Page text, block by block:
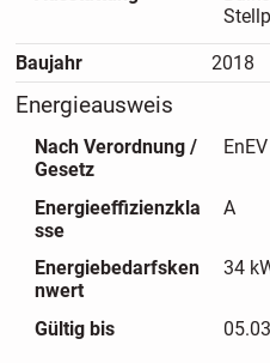
- Ebenerdiger Fahrradraum
- Personenaufzug
Haben wir Ihr Interesse
gerne einen
Baujahr 2018
Energieausweis
Nach Verordnung /
Gesetz
Energieeffizienzkla
sse
A
Energiebedarfsken
nwert
34
Gültig bis